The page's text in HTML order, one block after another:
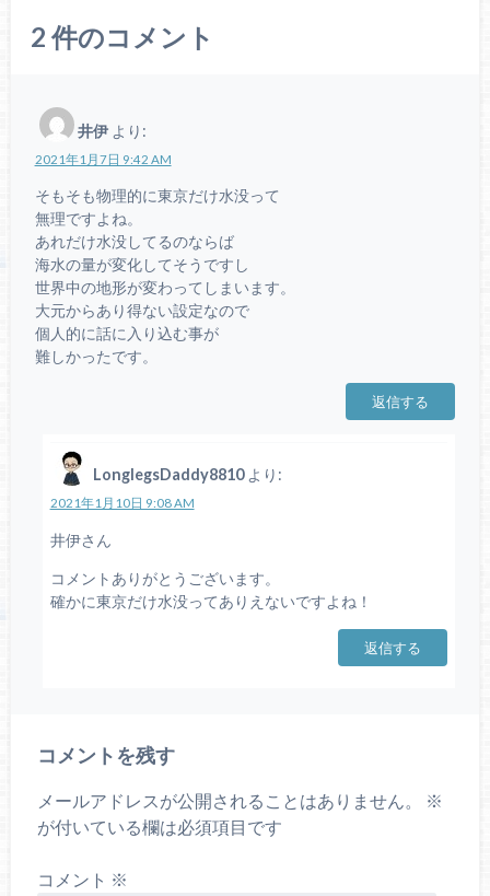
2 件のコメント
井伊 より:
2021年1月7日 9:42 AM
そもそも物理的に東京だけ水没って
無理ですよね。
あれだけ水没してるのならば
海水の量が変化してそうですし
世界中の地形が変わってしまいます。
大元からあり得ない設定なので
個人的に話に入り込む事が
難しかったです。
返信する
LonglegsDaddy8810 より:
2021年1月10日 9:08 AM
井伊さん
コメントありがとうございます。
確かに東京だけ水没ってありえないですよね！
返信する
コメントを残す
メールアドレスが公開されることはありません。
※
が付いている欄は必須項目です
コメント ※